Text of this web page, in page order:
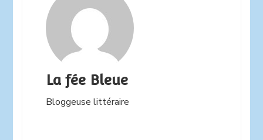
La fée Bleue
Bloggeuse littéraire